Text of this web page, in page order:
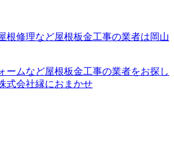
ームなど屋根板金工事の業者をお探し
式会社縁におまかせ